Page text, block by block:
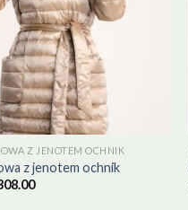
Z JENOTEM OCHNIK
z jenotem ochnik